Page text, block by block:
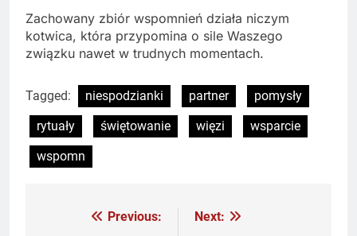
Zachowany zbiór wspomnień działa niczym
kotwica, która przypomina o sile Waszego
związku nawet w trudnych momentach.
Tagged: niespodzianki partner
pomysły
rytuały
świętowanie więzi
wsparcie
wspomn
NawigacjaPrevious:
Next: